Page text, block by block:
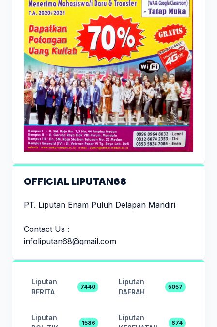
OFFICIAL LIPUTAN68
PT. Liputan Enam Puluh Delapan Mandiri
Contact Us :
infoliputan68@gmail.com
Liputan
BERITA
7440
Liputan
DAERAH
5057
Liputan
1586
Liputan
674